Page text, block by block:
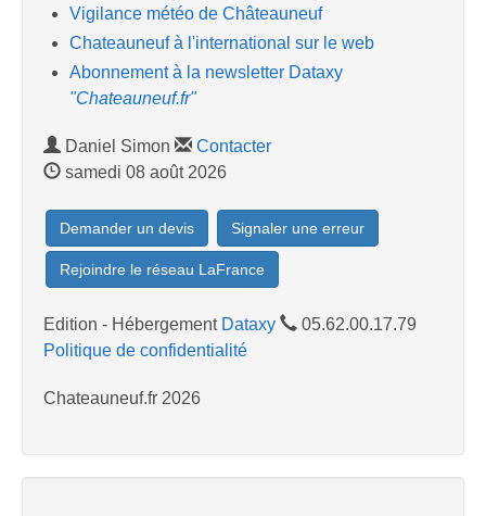
Vigilance météo de Châteauneuf
Chateauneuf à l'international sur le web
Abonnement à la newsletter Dataxy
"Chateauneuf.fr"
Daniel Simon
Contacter
samedi 08 août 2026
Demander un devis Signaler une erreur
Rejoindre le réseau LaFrance
Edition - Hébergement Dataxy
05.62.00.17.79
Politique de confidentialité
Chateauneuf.fr 2026